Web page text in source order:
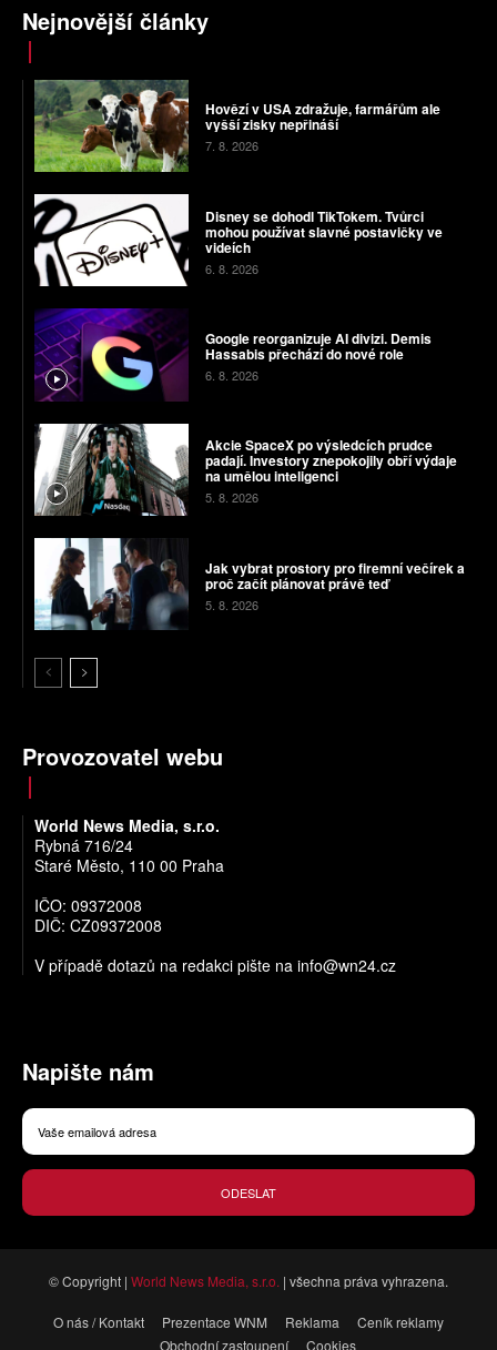
Nejnovější články
Hovězí v USA zdražuje, farmářům ale
vyšší zisky nepřináší
7. 8. 2026
Disney se dohodl TikTokem. Tvůrci
mohou používat slavné postavičky ve
videích
6. 8. 2026
Google reorganizuje AI divizi. Demis
Hassabis přechází do nové role
6. 8. 2026
Akcie SpaceX po výsledcích prudce
padají. Investory znepokojily obří výdaje
na umělou inteligenci
5. 8. 2026
Jak vybrat prostory pro firemní večírek a
proč začít plánovat právě teď
5. 8. 2026
Provozovatel webu
World News Media, s.r.o.
Rybná 716/24
Staré Město, 110 00 Praha
IČO: 09372008
DIČ: CZ09372008
V případě dotazů na redakci pište na info@wn24.cz
Napište nám
ODESLAT
© Copyright | World News Media, s.r.o. | všechna práva vyhrazena.
O nás / Kontakt Prezentace WNM Reklama
Ceník reklamy
Obchodní zastoupení
Cookies